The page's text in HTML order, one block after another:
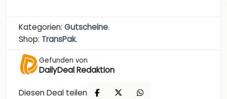
Kategorien: Gutscheine.
Shop: TransPak.
Gefunden von
DailyDeal Redaktion
Diesen Deal teilen